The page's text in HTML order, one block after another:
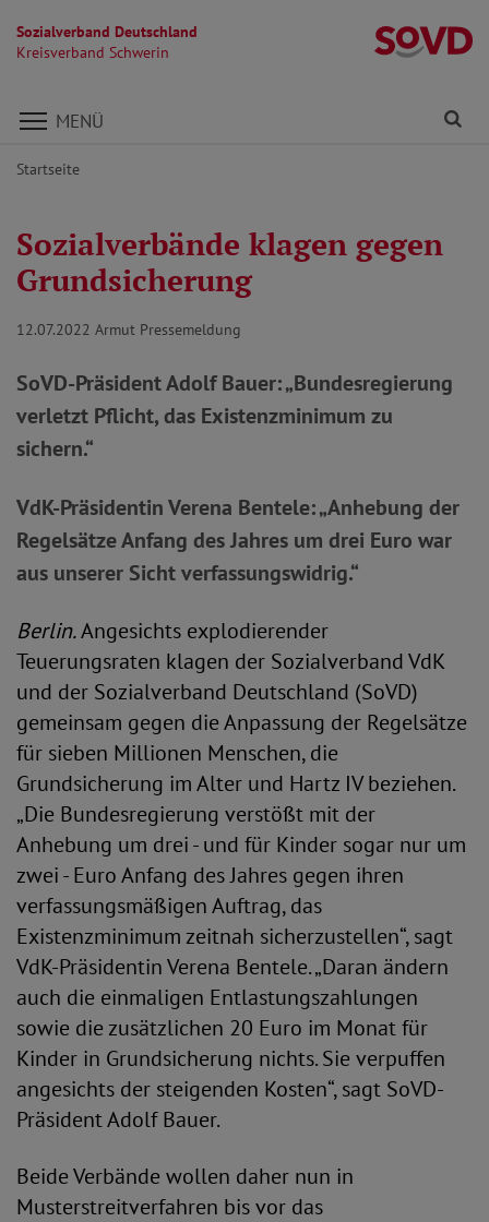
Sozialverband Deutschland
Kreisverband Schwerin
Direkt zu den Inhalten springen
MENÜ
Startseite
Sozialverbände klagen gegen
Grundsicherung
12.07.2022 Armut Pressemeldung
SoVD-Präsident Adolf Bauer: „Bundesregierung
verletzt Pflicht, das Existenzminimum zu
sichern.“
VdK-Präsidentin Verena Bentele: „Anhebung der
Regelsätze Anfang des Jahres um drei Euro war
aus unserer Sicht verfassungswidrig.“
Berlin.Angesichts explodierender
Teuerungsraten klagen der Sozialverband VdK
und der Sozialverband Deutschland (SoVD)
gemeinsam gegen die Anpassung der Regelsätze
für sieben Millionen Menschen, die
Grundsicherung im Alter und Hartz IV beziehen.
„Die Bundesregierung verstößt mit der
Anhebung um drei - und für Kinder sogar nur um
zwei - Euro Anfang des Jahres gegen ihren
verfassungsmäßigen Auftrag, das
Existenzminimum zeitnah sicherzustellen“, sagt
VdK-Präsidentin Verena Bentele. „Daran ändern
auch die einmaligen Entlastungszahlungen
sowie die zusätzlichen 20 Euro im Monat für
Kinder in Grundsicherung nichts. Sie verpuffen
angesichts der steigenden Kosten“, sagt SoVD-
Präsident Adolf Bauer.
Beide Verbände wollen daher nun in
Musterstreitverfahren bis vor das